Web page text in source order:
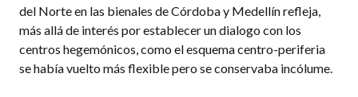
del Norte en las bienales de Córdoba y Medellín refleja,
más allá de interés por establecer un dialogo con los
centros hegemónicos, como el esquema centro-periferia
se había vuelto más flexible pero se conservaba incólume.